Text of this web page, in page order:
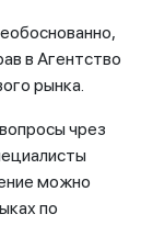
в Агентство
рынка.
чрез
можно
по